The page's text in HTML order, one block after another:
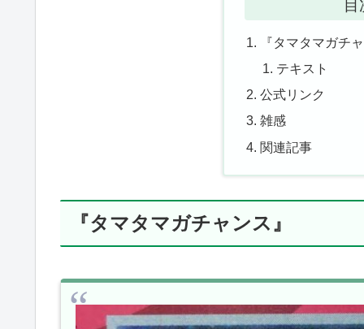
目
『タマタマガチ
テキスト
公式リンク
雑感
関連記事
『タマタマガチャンス』